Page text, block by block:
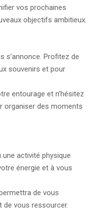
vos prochaines
objectifs ambitieux.
s’annonce. Profitez de
souvenirs et pour
entourage et n’hésitez
organiser des moments
activité physique
énergie et à vous
de vous
vous ressourcer.